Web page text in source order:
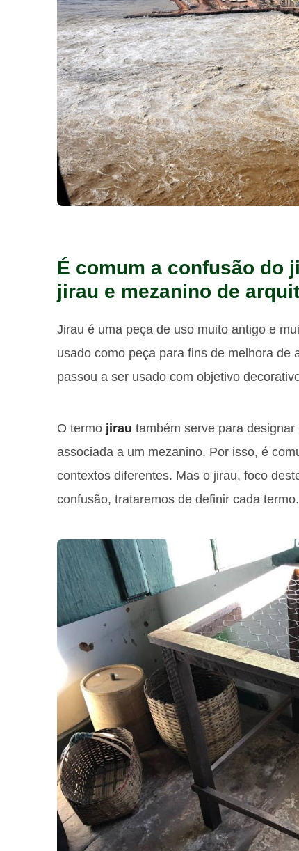
É comum a confusão do
jirau e mezanino de
Jirau é uma peça de uso muito antigo e
usado como peça para fins de melhora de
passou a ser usado com objetivo
O termo jirau também serve para
associada a um mezanino. Por isso, é
contextos diferentes. Mas o jirau, foco
confusão, trataremos de definir cada termo.